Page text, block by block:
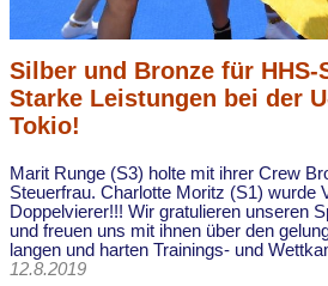
Silber und Bronze für HHS-
Starke Leistungen bei der
Tokio!
Marit Runge (S3) holte mit ihrer Crew
Steuerfrau. Charlotte Moritz (S1) wurde
Doppelvierer!!! Wir gratulieren unseren
und freuen uns mit ihnen über den
langen und harten Trainings- und
12.8.2019